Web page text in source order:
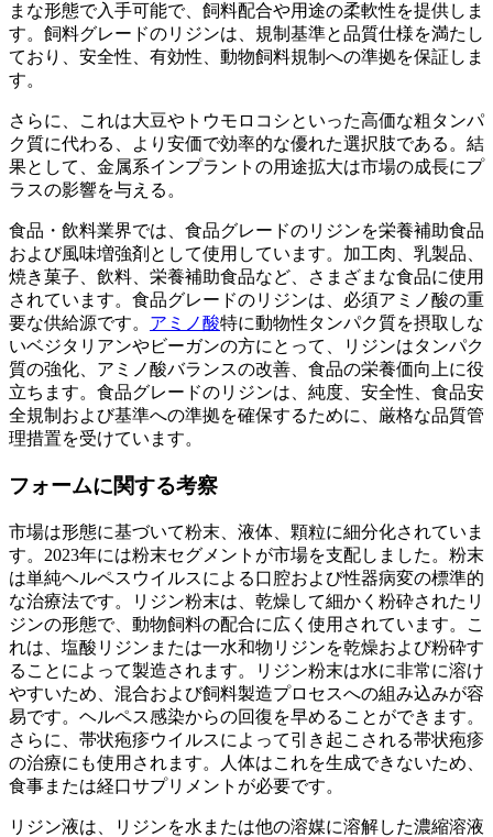
まな形態で入手可能で、飼料配合や用途の柔軟性を提供しま
す。飼料グレードのリジンは、規制基準と品質仕様を満たし
ており、安全性、有効性、動物飼料規制への準拠を保証しま
す。
さらに、これは大豆やトウモロコシといった高価な粗タンパ
ク質に代わる、より安価で効率的な優れた選択肢である。結
果として、金属系インプラントの用途拡大は市場の成長にプ
ラスの影響を与える。
食品・飲料業界では、食品グレードのリジンを栄養補助食品
および風味増強剤として使用しています。加工肉、乳製品、
焼き菓子、飲料、栄養補助食品など、さまざまな食品に使用
されています。食品グレードのリジンは、必須アミノ酸の重
要な供給源です。 アミノ酸特に動物性タンパク質を摂取しな
いベジタリアンやビーガンの方にとって、リジンはタンパク
質の強化、アミノ酸バランスの改善、食品の栄養価向上に役
立ちます。食品グレードのリジンは、純度、安全性、食品安
全規制および基準への準拠を確保するために、厳格な品質管
理措置を受けています。
フォームに関する考察
市場は形態に基づいて粉末、液体、顆粒に細分化されていま
す。2023年には粉末セグメントが市場を支配しました。粉末
は単純ヘルペスウイルスによる口腔および性器病変の標準的
な治療法です。リジン粉末は、乾燥して細かく粉砕されたリ
ジンの形態で、動物飼料の配合に広く使用されています。こ
れは、塩酸リジンまたは一水和物リジンを乾燥および粉砕す
ることによって製造されます。リジン粉末は水に非常に溶け
やすいため、混合および飼料製造プロセスへの組み込みが容
易です。ヘルペス感染からの回復を早めることができます。
さらに、帯状疱疹ウイルスによって引き起こされる帯状疱疹
の治療にも使用されます。人体はこれを生成できないため、
食事または経口サプリメントが必要です。
リジン液は、リジンを水または他の溶媒に溶解した濃縮溶液